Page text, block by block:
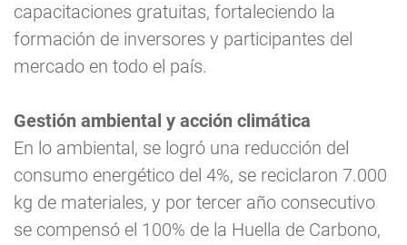
capacitaciones gratuitas, fortaleciendo la
formación de inversores y participantes del
mercado en todo el país.
Gestión ambiental y acción climática
En lo ambiental, se logró una reducción del
consumo energético del 4%, se reciclaron 7.000
kg de materiales, y por tercer año consecutivo
se compensó el 100% de la Huella de Carbono,